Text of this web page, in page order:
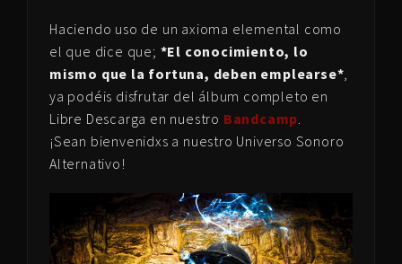
Haciendo uso de un axioma elemental como
el que dice que; *El conocimiento, lo
mismo que la fortuna, deben emplearse*
ya podéis disfrutar del álbum completo en
Libre Descarga en nuestro Bandcamp
¡Sean bienvenidxs a nuestro Universo Sonoro
Alternativo!